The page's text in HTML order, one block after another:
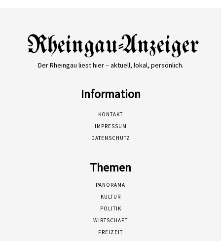
Der Rheingau liest hier – aktuell, lokal, persönlich.
Information
KONTAKT
IMPRESSUM
DATENSCHUTZ
Themen
PANORAMA
KULTUR
POLITIK
WIRTSCHAFT
FREIZEIT